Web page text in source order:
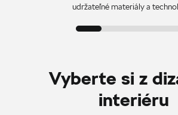
udržateľné materiály a
Vyberte si z
interiéru